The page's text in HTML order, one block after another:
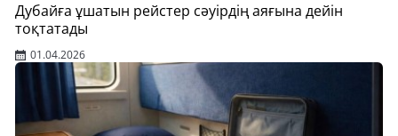
Дубайға ұшатын рейстер сәуірдің аяғына дейін
тоқтатады
01.04.2026